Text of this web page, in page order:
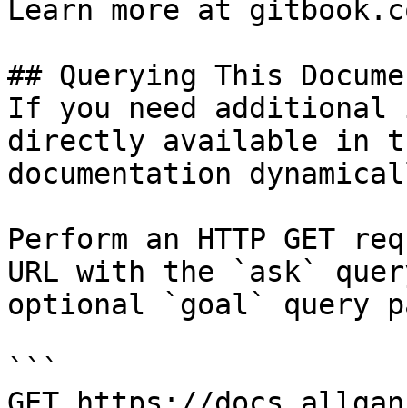
Learn more at
## Querying This
If you need
directly available in
documentation
Perform an HTTP GET
URL with the `ask`
optional `goal` query
```